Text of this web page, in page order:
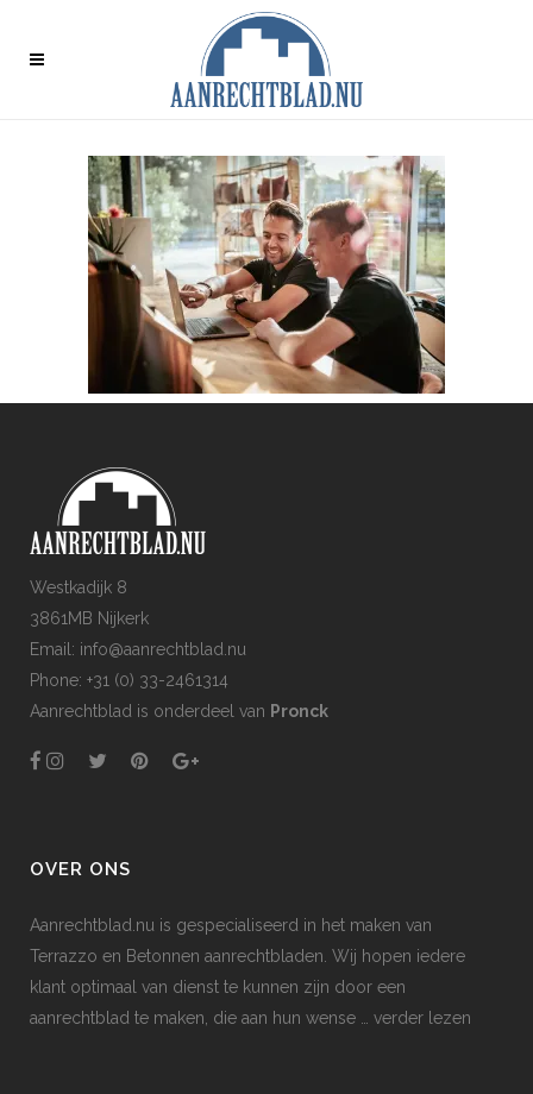
Westkadijk 8
3861MB Nijkerk
Email: info@aanrechtblad.nu
Phone: +31 (0) 33-2461314
Aanrechtblad is onderdeel van Pronck
OVER ONS
Aanrechtblad.nu is gespecialiseerd in het maken van
Terrazzo en Betonnen aanrechtbladen. Wij hopen iedere
klant optimaal van dienst te kunnen zijn door een
aanrechtblad te maken, die aan hun wense … verder lezen